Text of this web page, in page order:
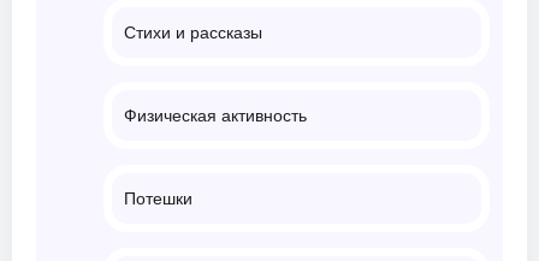
Стихи и рассказы
Физическая активность
Потешки